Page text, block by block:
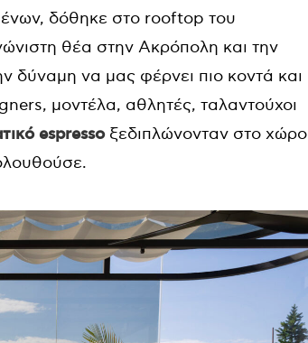
δόθηκε στο rooftop του
θέα στην Ακρόπολη και την
δύναμη να μας φέρνει πιο κοντά και
μοντέλα, αθλητές, ταλαντούχοι
espressoξεδιπλώνονταν στο χώρο